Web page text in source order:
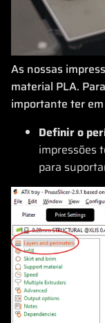
As nossas
material PLA.
importante ter
Definir o
impressões
para